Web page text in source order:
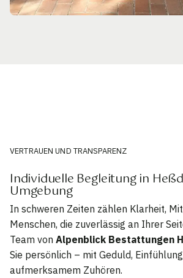
VERTRAUEN UND TRANSPARENZ
Individuelle Begleitung in
Umgebung
In schweren Zeiten zählen Klarheit,
Menschen, die zuverlässig an Ihrer
Team von Alpenblick Bestattungen
Sie persönlich – mit Geduld,
aufmerksamem Zuhören.